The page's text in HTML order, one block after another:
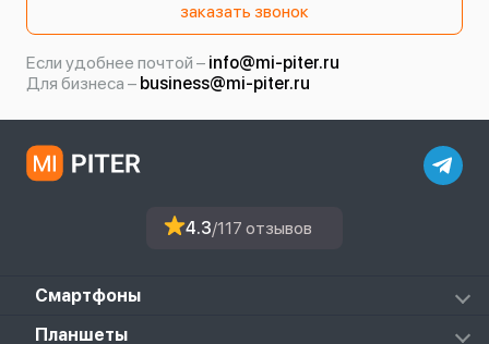
заказать звонок
Если удобнее почтой – info@mi-piter.ru
Для бизнеса – business@mi-piter.ru
4.3/117 отзывов
Смартфоны
Redmi
Планшеты